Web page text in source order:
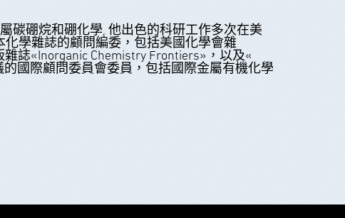
碳硼烷和硼化學, 他出色的科研工作多次在美
化學雜誌的顧問編委，包括美國化學會雜
誌«Inorganic Chemistry Frontiers»，以及«
的國際顧問委員會委員，包括國際金屬有機化學